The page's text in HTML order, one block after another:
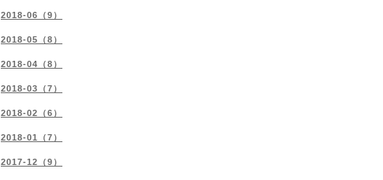
2018-06（9）
2018-05（8）
2018-04（8）
2018-03（7）
2018-02（6）
2018-01（7）
2017-12（9）